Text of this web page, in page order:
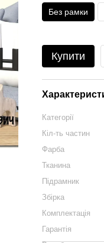
Без рамки
Купити
Категорії
Кіл-ть частин
Фарба
Тканина
Підрамник
Збірка
Комплектація
Гарантія